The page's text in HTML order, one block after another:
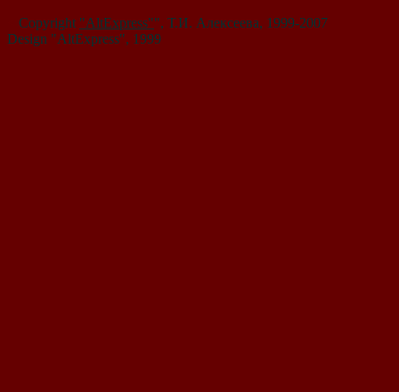
Copyright "AltExpress"", Т.И. Алекcеева, 1999-2007
Design "AltExpress", 1999